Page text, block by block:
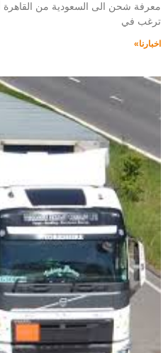
معرفة شحن الى السعودية من القاهرة
ترغب في
اخبارنا»